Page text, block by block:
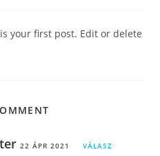
your first post. Edit or delete
22 ÁPR 2021 VÁLASZ